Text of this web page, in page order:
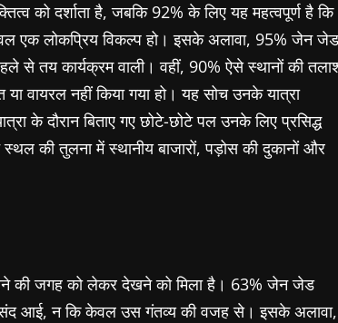
को दर्शाता है, जबकि 92% के लिए यह महत्वपूर्ण है कि
एक लोकप्रिय विकल्प हो। इसके अलावा, 95% जेन जेड
से तय कार्यक्रम वाली। वहीं, 90% ऐसे स्थानों की
वायरल नहीं किया गया हो। यह सोच उनके यात्रा
के दौरान बिताए गए छोटे-छोटे पल उनके लिए प्रसिद्ध
की तुलना में स्थानीय बाजारों, पड़ोस की दुकानों और
की जगह को लेकर देखने को मिला है। 63% जेन जेड
पसंद आई, न कि केवल उस गंतव्य की वजह से। इसके अलावा,